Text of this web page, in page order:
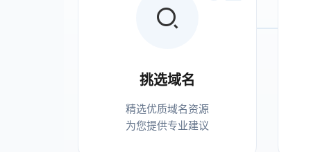
挑选域名
精选优质域名资源
为您提供专业建议